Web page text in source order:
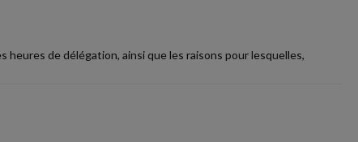
de délégation, ainsi que les raisons pour lesquelles,